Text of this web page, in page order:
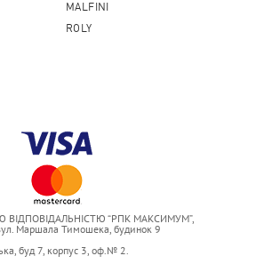
MALFINI
ROLY
“РПК МАКСИМУМ”,
Маршала Тимошека, будинок 9
буд 7, корпус 3, оф.№ 2.